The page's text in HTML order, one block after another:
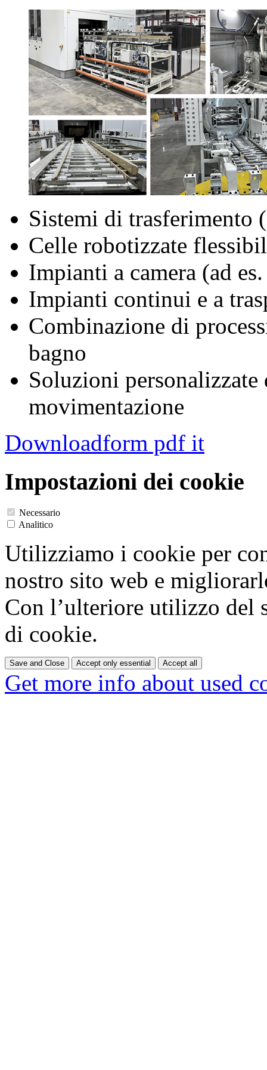
Sistemi di trasferimento
Celle robotizzate
Impianti a camera (ad
Impianti continui e a
Combinazione di
bagno
Soluzioni personalizzate
movimentazione
Downloadform pdf it
Impostazioni dei cookie
Necessario
Analitico
Utilizziamo i cookie per
nostro sito web e
Con l’ulteriore utilizzo del
di cookie.
Save and Close Accept only essential Accept all
Get more info about used